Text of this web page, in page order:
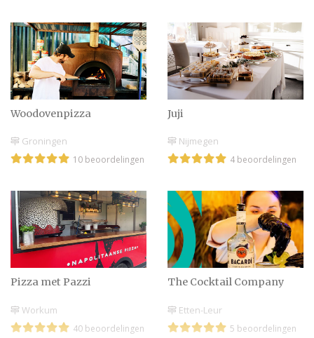
Woodovenpizza
Groningen
10 beoordelingen
Juji
Nijmegen
4 beoordelingen
Pizza met Pazzi
Workum
40 beoordelingen
The Cocktail Company
Etten-Leur
5 beoordelingen